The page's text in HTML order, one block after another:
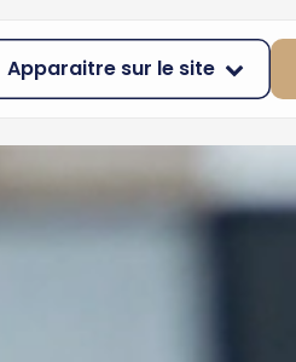
Apparaitre sur le site